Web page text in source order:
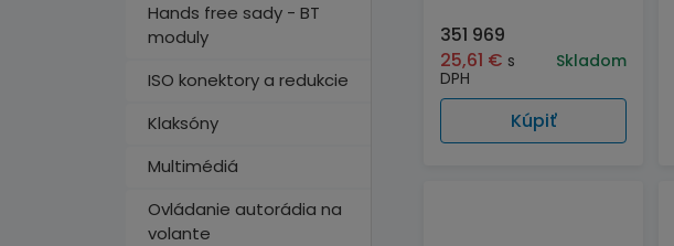
Hands free sady - BT
moduly
ISO konektory a redukcie
Klaksóny
Multimédiá
Ovládanie autorádia na
volante
351 969
25,61 € s
DPH
Skladom
Kúpiť